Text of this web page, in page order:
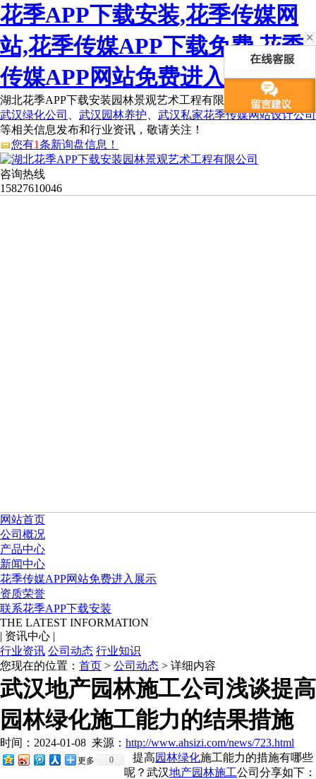
花季APP下载安装,花季传媒网
站,花季传媒APP下载免费,花季
传媒APP网站免费进入
湖北花季APP下载安装园林景观艺术工程有限公司为您免费提供
武汉绿化公司
武汉园林养护
武汉私家花季传媒网站设计公司
等相关信息发布和行业资讯，敬请关注！
您有1条新询盘信息！
咨询热线
15827610046
网站首页
公司概况
产品中心
新闻中心
花季传媒APP网站免费进入展示
资质荣誉
联系花季APP下载安装
THE LATEST INFORMATION
| 资讯中心 |
行业资讯 公司动态 行业知识
您现在的位置： 首页 > 公司动态 > 详细内容
武汉地产园林施工公司浅谈提高
园林绿化施工能力的结果措施
时间：2024-01-08 来源： http://www.ahsizi.com/news/723.html
更多 0 提高园林绿化施工能力的措施有哪些
呢？武汉地产园林施工公司分享如下：